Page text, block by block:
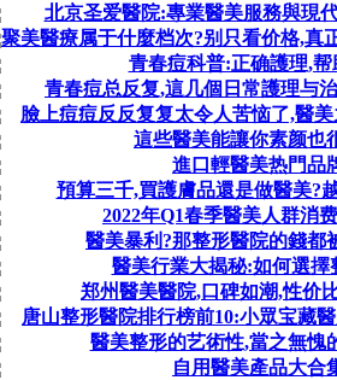
北京圣爱醫院:專業醫美服務與現
聚美醫療属于什麼档次?别只看价格,真
青春痘科普:正确護理,帮
青春痘总反复,這几個日常護理与
臉上痘痘反反复复太令人苦恼了,醫
這些醫美能讓你素颜也
進口輕醫美热門品
預算三千,買護膚品還是做醫美?
2022年Q1春季醫美人群消
醫美暴利?那整形醫院的錢都
醫美行業大揭秘:如何選擇
郑州醫美醫院,口碑如潮,性价
唐山整形醫院排行榜前10:小眾宝藏
醫美整形的艺術性,當之無愧
自用醫美產品大合